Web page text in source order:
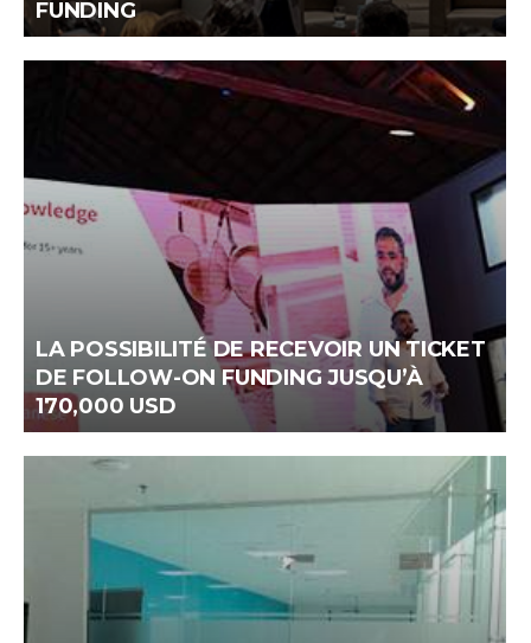
FUNDING
LA POSSIBILITÉ DE RECEVOIR UN TICKET
DE FOLLOW-ON FUNDING JUSQU’À
170,000 USD